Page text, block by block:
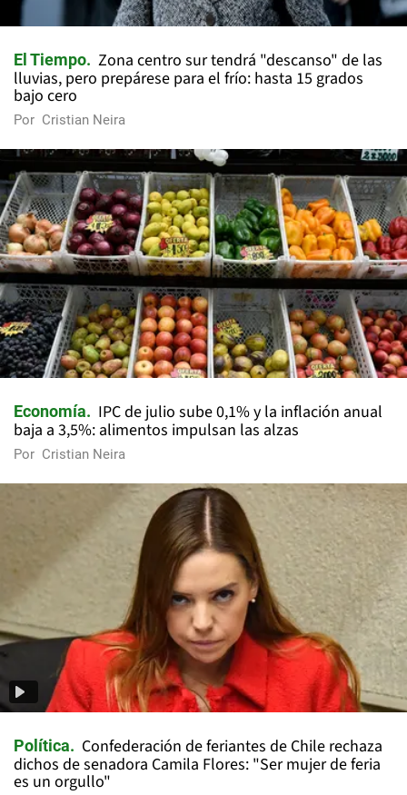
El Tiempo
Zona centro sur tendrá "descanso" de las
lluvias, pero prepárese para el frío: hasta 15 grados
bajo cero
Por Cristian Neira
Economía
IPC de julio sube 0,1% y la inflación anual
baja a 3,5%: alimentos impulsan las alzas
Por Cristian Neira
Política
Confederación de feriantes de Chile rechaza
dichos de senadora Camila Flores: "Ser mujer de feria
es un orgullo"